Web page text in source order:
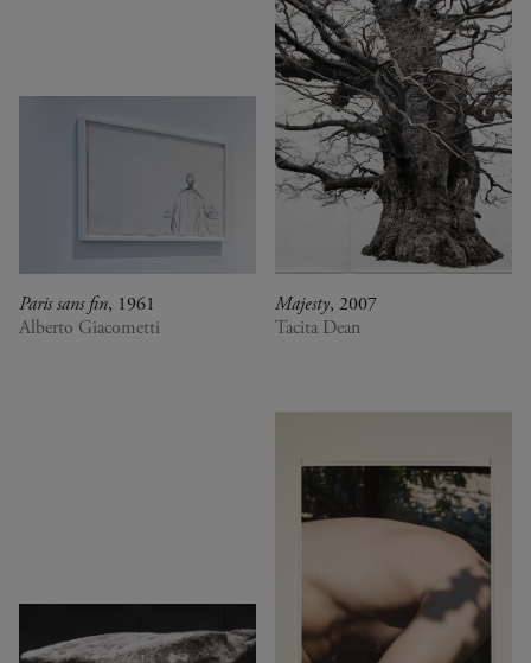
Paris sans fin, 1961
Alberto Giacometti
Majesty, 2007
Tacita Dean